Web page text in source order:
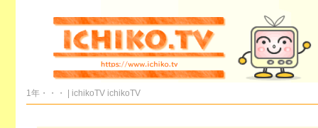
1年・・・ | ichikoTV ichikoTV